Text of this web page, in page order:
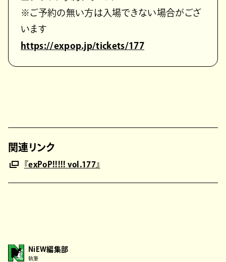
※ご予約の無い方は入場できない場合がござ
います
https://expop.jp/tickets/177
関連リンク
『exPoP!!!!! vol.177』
NiEW編集部
執筆